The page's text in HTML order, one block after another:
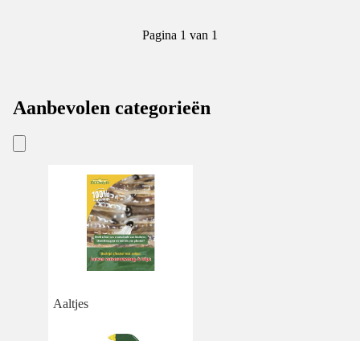
Pagina 1 van 1
Aanbevolen categorieën
Aaltjes